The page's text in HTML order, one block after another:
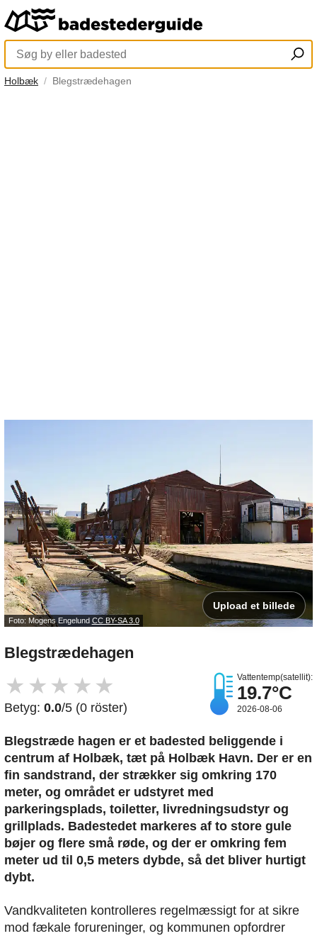
Holbæk Blegstrædehagen
Foto: Mogens Engelund CC BY-SA 3.0
Upload et billede
Blegstrædehagen
★ ★ ★ ★ ★
Betyg: 0.0/5 (0 röster)
Vattentemp(satellit):
19.7°C
2026-08-06
Blegstræde hagen er et badested beliggende i
centrum af Holbæk, tæt på Holbæk Havn. Der er en
fin sandstrand, der strækker sig omkring 170
meter, og området er udstyret med
parkeringsplads, toiletter, livredningsudstyr og
grillplads. Badestedet markeres af to store gule
bøjer og flere små røde, og der er omkring fem
meter ud til 0,5 meters dybde, så det bliver hurtigt
dybt.
Vandkvaliteten kontrolleres regelmæssigt for at sikre
mod fækale forureninger, og kommunen opfordrer